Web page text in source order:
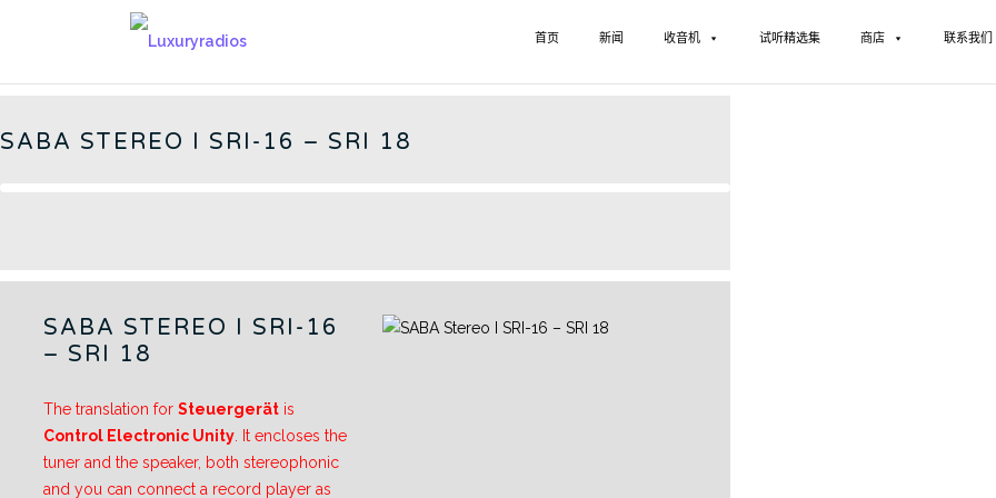
首页 新闻 收音机 试听精选集 商店 联系我们
GERMAN RADIOS - CN
SABA STEREO I SRI-16 – SRI 18
SABA STEREO I SRI-16
– SRI 18
The translation for Steuergerät is
Control Electronic Unity . It encloses the
tuner and the speaker, both stereophonic
and you can connect a record player as